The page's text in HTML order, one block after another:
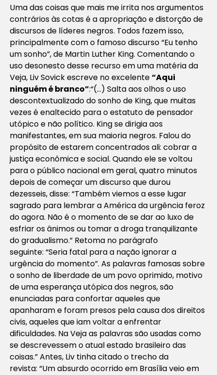
Uma das coisas que mais me irrita nos argumentos
contrários às cotas é a apropriação e distorção de
discursos de líderes negros. Todos fazem isso,
principalmente com o famoso discurso“Eu tenho
um sonho”, de Martin Luther King. Comentando o
uso desonesto desse recurso em uma matéria da
Veja, Liv Sovick escreve no excelente“Aqui
ninguém é branco”:“(…) Salta aos olhos o uso
descontextualizado do sonho de King, que muitas
vezes é enaltecido para o estatuto de pensador
utópico e não político. King se dirigia aos
manifestantes, em sua maioria negros. Falou do
propósito de estarem concentrados ali: cobrar a
justiça econômica e social. Quando ele se voltou
para o público nacional em geral, quatro minutos
depois de começar um discurso que durou
dezesseis, disse: “Também viemos a esse lugar
sagrado para lembrar a América da urgência feroz
do agora. Não é o momento de se dar ao luxo de
esfriar os ânimos ou tomar a droga tranquilizante
do gradualismo.” Retoma no parágrafo
seguinte: “Seria fatal para a nação ignorar a
urgência do momento”. As palavras famosas sobre
o sonho de liberdade de um povo oprimido, motivo
de uma esperança utópica dos negros, são
enunciadas para confortar aqueles que
apanharam e foram presos pela causa dos direitos
civis, aqueles que iam voltar a enfrentar
dificuldades. Na Veja as palavras são usadas como
se descrevessem o atual estado brasileiro das
coisas.”Antes, Liv tinha citado o trecho da
revista: “Um absurdo ocorrido em Brasília veio em